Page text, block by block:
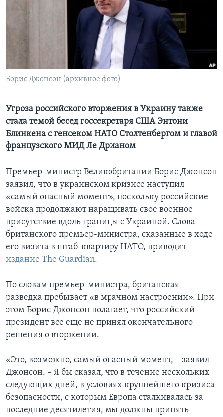
СОЦИАЛЬНЫЕ СЕТИ
Борис Джонсон (архивное фото)
Угроза российского вторжения в Украину также
стала темой бесед госсекретаря США Энтони
Блинкена с генсеком НАТО Столтенбергом и главой
французского МИД Ле Дрианом
Премьер-министр Великобритании Борис Джонсон
заявил, что в украинском кризисе наступил
«самый опасный момент», поскольку российские
войска продолжают наращивать свое военное
присутствие вдоль границы с Украиной. Слова
британского премьер-министра, сказанные в ходе
его визита в штаб-квартиру НАТО, приводит
издание The Guardian.
По словам премьер-министра, британская
разведка пребывает «в мрачном настроении». При
этом Борис Джонсон полагает, что российский
президент все еще не принял окончательного
решения о вторжении.
«Это, возможно, самый опасный момент, – заявил
Джонсон. – Я бы сказал, что в течение нескольких
следующих дней, в условиях крупнейшего кризиса
безопасности, с которым Европа сталкивалась за
последние десятилетия, мы должны принять